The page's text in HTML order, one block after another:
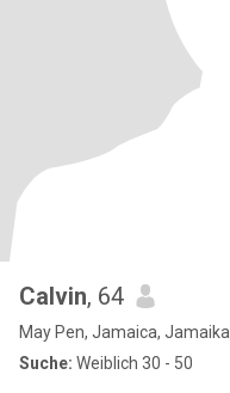
Calvin, 64
May Pen, Jamaica, Jamaika
Suche: Weiblich 30 - 50